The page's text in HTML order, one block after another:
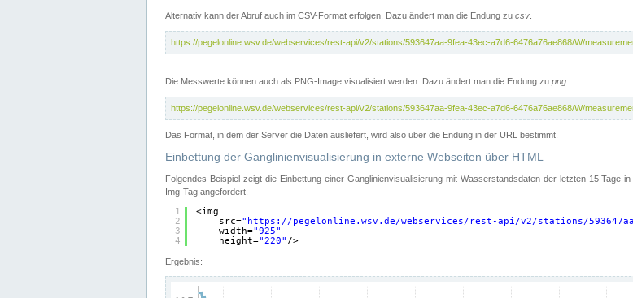
Alternativ kann der Abruf auch im CSV-Format erfolgen. Dazu ändert man die Endung zu csv
https://pegelonline.wsv.de/webservices/rest-api/v2/stations/593647aa-9fea-43ec-a7d6-6476a76ae868/W/
Die Messwerte können auch als PNG-Image visualisiert werden. Dazu ändert man die Endung zu png
https://pegelonline.wsv.de/webservices/rest-api/v2/stations/593647aa-9fea-43ec-a7d6-6476a76ae868/W/
Das Format, in dem der Server die Daten ausliefert, wird also über die Endung in der URL bestimmt.
Einbettung der Ganglinienvisualisierung in externe Webseiten über HTML
Folgendes Beispiel zeigt die Einbettung einer Ganglinienvisualisierung mit Wasserstandsdaten der letzten 15 Tage
Img-Tag angefordert.
1
2
3
4
<img
src=" https://pegelonline.wsv.de/webservices/rest-api/v2/stations/593647aa-
width="925"
height="220" />
Ergebnis: